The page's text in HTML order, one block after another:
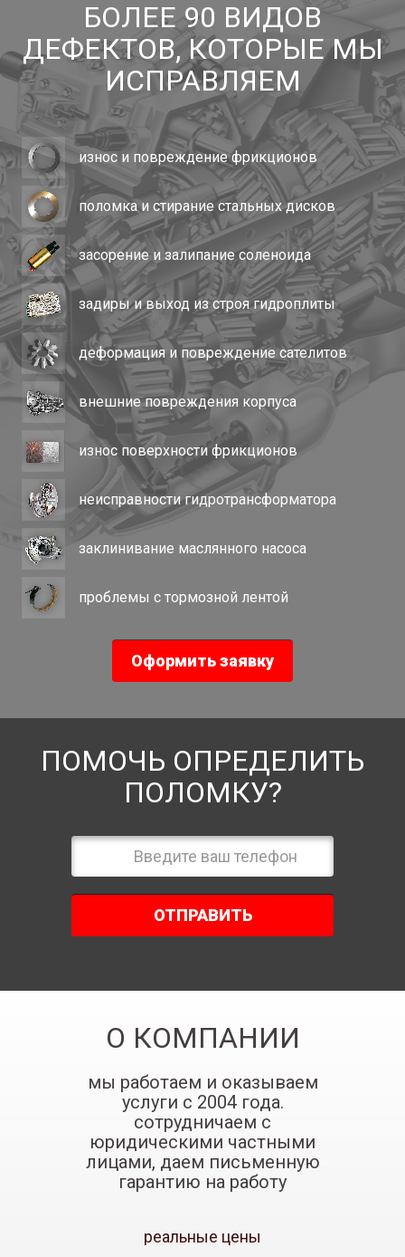
БОЛЕЕ 90 ВИДОВ
ДЕФЕКТОВ, КОТОРЫЕ МЫ
ИСПРАВЛЯЕМ
износ и повреждение фрикционов
поломка и стирание стальных дисков
засорение и залипание соленоида
задиры и выход из строя гидроплиты
деформация и повреждение сателитов
внешние повреждения корпуса
износ поверхности фрикционов
неисправности гидротрансформатора
заклинивание маслянного насоса
проблемы с тормозной лентой
Оформить заявку
ПОМОЧЬ ОПРЕДЕЛИТЬ
ПОЛОМКУ?
ОТПРАВИТЬ
О КОМПАНИИ
мы работаем и оказываем
услуги с 2004 года.
сотрудничаем с
юридическими частными
лицами, даем письменную
гарантию на работу
реальные цены